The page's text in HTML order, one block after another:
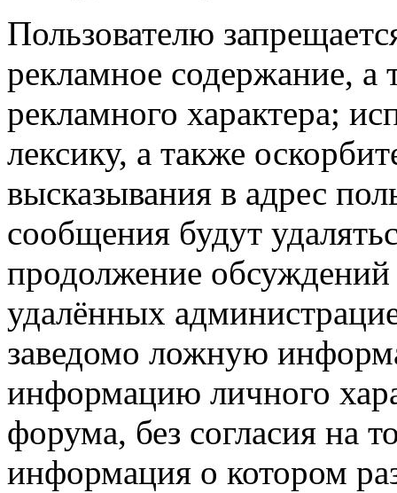
Пользователю
рекламное содержание,
рекламного характера;
лексику, а также
высказывания в адрес
сообщения будут
продолжение
удалённых
заведомо ложную
информацию личного
форума, без согласия на
информация о котором